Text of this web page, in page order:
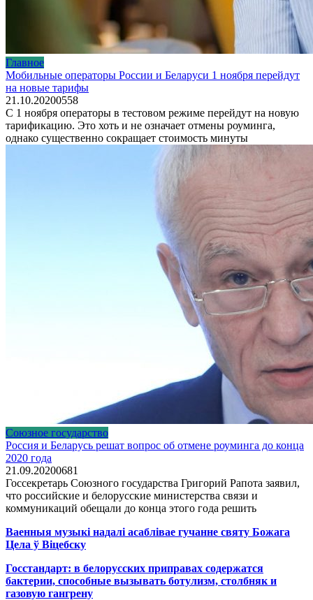
Главное
Мобильные операторы России и Беларуси 1 ноября перейдут
на новые тарифы
21.10.20200558
С 1 ноября операторы в тестовом режиме перейдут на новую
тарификацию. Это хоть и не означает отмены роуминга,
однако существенно сокращает стоимость минуты
Союзное государство
Россия и Беларусь решат вопрос об отмене роуминга до конца
2020 года
21.09.20200681
Госсекретарь Союзного государства Григорий Рапота заявил,
что российские и белорусские министерства связи и
коммуникаций обещали до конца этого года решить
Ваенныя музыкі надалі асаблівае гучанне святу Божага
Цела ў Віцебску
Госстандарт: в белорусских приправах содержатся
бактерии, способные вызывать ботулизм, столбняк и
газовую гангрену